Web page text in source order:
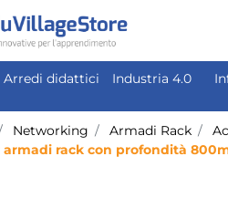
Arredi didattici Industria 4.0
Networking Armadi Rack
rack con profondità